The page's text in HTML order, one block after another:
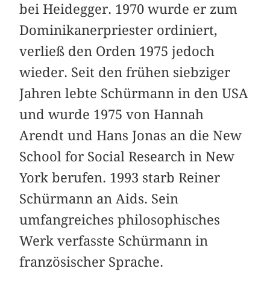
bei Heidegger. 1970 wurde er zum
Dominikanerpriester ordiniert,
verließ den Orden 1975 jedoch
wieder. Seit den frühen siebziger
Jahren lebte Schürmann in den USA
und wurde 1975 von Hannah
Arendt und Hans Jonas an die New
School for Social Research in New
York berufen. 1993 starb Reiner
Schürmann an Aids. Sein
umfangreiches philosophisches
Werk verfasste Schürmann in
französischer Sprache.